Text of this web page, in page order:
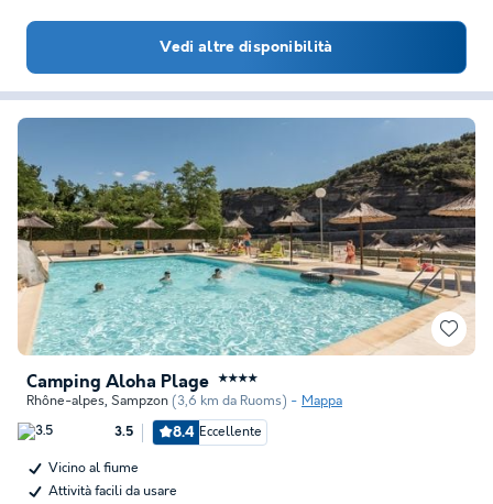
Vedi altre disponibilità
Camping Aloha Plage ★★★★
Rhône-alpes, Sampzon (3,6 km da Ruoms) Mappa
3.5 8.4 Eccellente
Vicino al fiume
Attività facili da usare